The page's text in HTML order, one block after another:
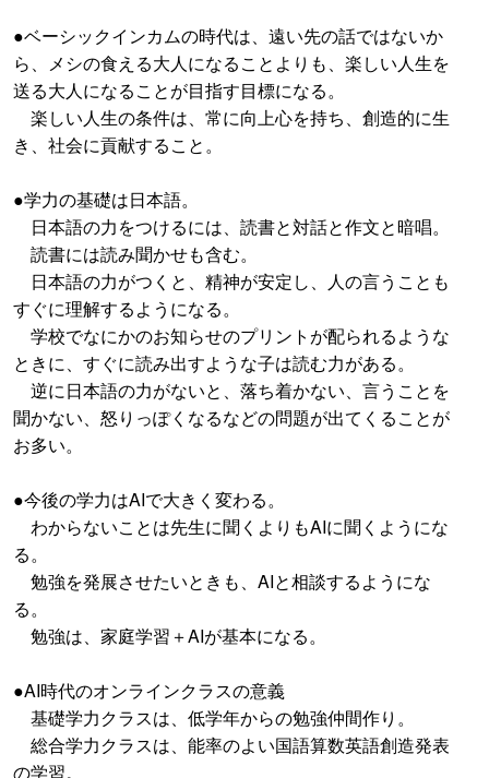
●ベーシックインカムの時代は、遠い先の話ではないか
ら、メシの食える大人になることよりも、楽しい人生を
送る大人になることが目指す目標になる。
楽しい人生の条件は、常に向上心を持ち、創造的に生
き、社会に貢献すること。
●学力の基礎は日本語。
日本語の力をつけるには、読書と対話と作文と暗唱。
読書には読み聞かせも含む。
日本語の力がつくと、精神が安定し、人の言うことも
すぐに理解するようになる。
学校でなにかのお知らせのプリントが配られるような
ときに、すぐに読み出すような子は読む力がある。
逆に日本語の力がないと、落ち着かない、言うことを
聞かない、怒りっぽくなるなどの問題が出てくることが
お多い。
●今後の学力はAIで大きく変わる。
わからないことは先生に聞くよりもAIに聞くようにな
る。
勉強を発展させたいときも、AIと相談するようにな
る。
勉強は、家庭学習＋AIが基本になる。
●AI時代のオンラインクラスの意義
基礎学力クラスは、低学年からの勉強仲間作り。
総合学力クラスは、能率のよい国語算数英語創造発表
の学習。